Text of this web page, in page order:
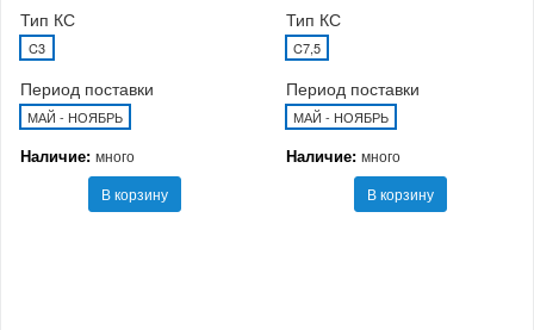
Тип КС
C3
Период поставки
МАЙ - НОЯБРЬ
Наличие: много
В корзину
Тип КС
C7,5
Период поставки
МАЙ - НОЯБРЬ
Наличие: много
В корзину